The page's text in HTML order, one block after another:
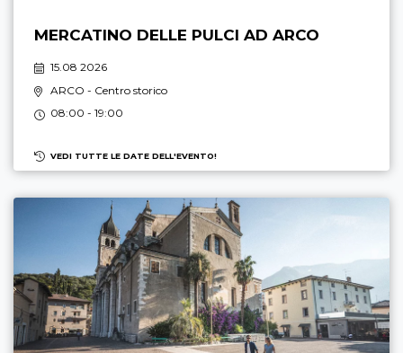
MERCATINO DELLE PULCI AD ARCO
15.08 2026
ARCO - Centro storico
08:00 - 19:00
VEDI TUTTE LE DATE DELL'EVENTO!